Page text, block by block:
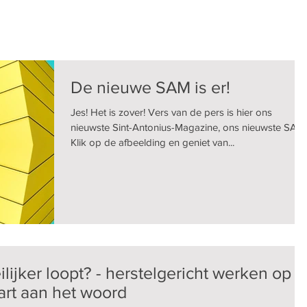
De nieuwe SAM is er!
Jes! Het is zover! Vers van de pers is hier ons
nieuwste Sint-Antonius-Magazine, ons nieuwste SAM!
Klik op de afbeelding en geniet van...
loopt? - herstelgericht werken op
aan het woord